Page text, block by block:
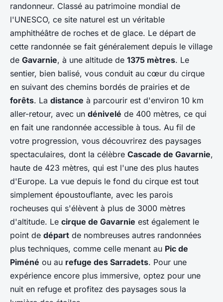
randonneur. Classé au patrimoine mondial de
l'UNESCO, ce site naturel est un véritable
amphithéâtre de roches et de glace. Le départ de
cette randonnée se fait généralement depuis le village
de Gavarnie, à une altitude de 1375 mètres. Le
sentier, bien balisé, vous conduit au cœur du cirque
en suivant des chemins bordés de prairies et de
forêts. La distance à parcourir est d'environ 10 km
aller-retour, avec un dénivelé de 400 mètres, ce qui
en fait une randonnée accessible à tous. Au fil de
votre progression, vous découvrirez des paysages
spectaculaires, dont la célèbre Cascade de Gavarnie,
haute de 423 mètres, qui est l'une des plus hautes
d'Europe. La vue depuis le fond du cirque est tout
simplement époustouflante, avec les parois
rocheuses qui s'élèvent à plus de 3000 mètres
d'altitude. Le cirque de Gavarnie est également le
point de départ de nombreuses autres randonnées
plus techniques, comme celle menant au Pic de
Piméné ou au refuge des Sarradets. Pour une
expérience encore plus immersive, optez pour une
nuit en refuge et profitez des paysages sous la